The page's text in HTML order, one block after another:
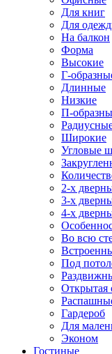
Для книг
Для
На балкон
Форма
Высокие
Г-
Длинные
Низкие
П-
Широкие
Угловые
2-х
3-х
4-х
Во всю
Под
Открытая
Гардероб
Для
Эконом
Гостиные